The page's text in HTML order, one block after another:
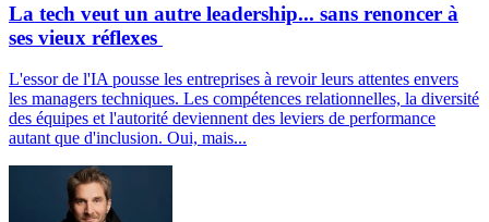
La tech veut un autre leadership... sans renoncer à
ses vieux réflexes
L'essor de l'IA pousse les entreprises à revoir leurs attentes envers
les managers techniques. Les compétences relationnelles, la diversité
des équipes et l'autorité deviennent des leviers de performance
autant que d'inclusion. Oui, mais...